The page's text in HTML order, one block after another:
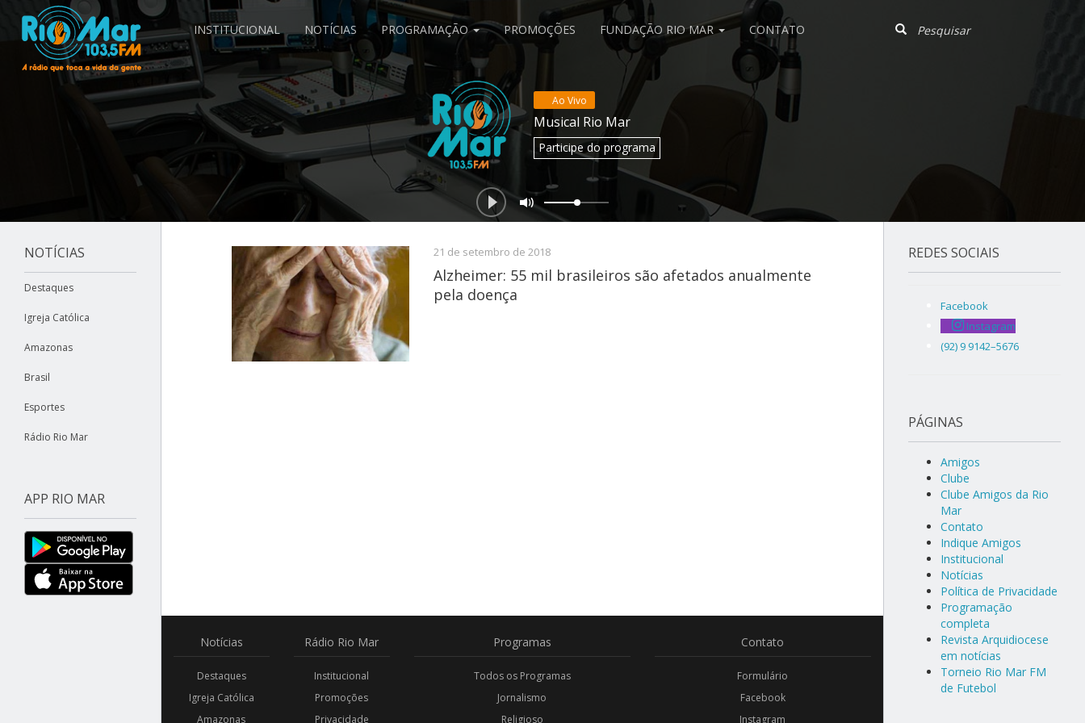
INSTITUCIONAL NOTÍCIAS PROGRAMAÇÃO PROMOÇÕES FUNDAÇÃO RIO MAR CONTATO
Ao Vivo
Musical Rio Mar
Participedo programa
NOTÍCIAS
Destaques
Igreja Católica
Amazonas
Brasil
Esportes
Rádio Rio Mar
APP RIO MAR
21 de setembro de 2018
Alzheimer: 55 mil brasileiros são afetados anualmente
pela doença
Notícias
Destaques
Igreja Católica
Amazonas
Rádio Rio Mar
Institucional
Promoções
Privacidade
Programas
Todos os Programas
Jornalismo
Religioso
Contato
Formulário
Facebook
Instagram
REDES SOCIAIS
Facebook
Instagram
(92) 9 9142–5676
PÁGINAS
Amigos
Clube
Clube Amigos da Rio
Mar
Contato
Indique Amigos
Institucional
Notícias
Política de Privacidade
Programação
completa
Revista Arquidiocese
em notícias
Torneio Rio Mar FM
de Futebol